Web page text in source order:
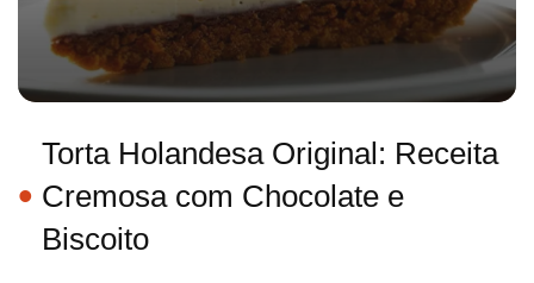
Torta Holandesa Original: Receita
Cremosa com Chocolate e
Biscoito